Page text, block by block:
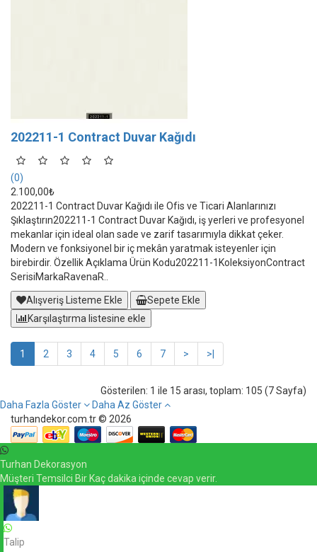
202211-1 Contract Duvar Kağıdı
(0)
2.100,00₺
202211-1 Contract Duvar Kağıdı ile Ofis ve Ticari Alanlarınızı
Şıklaştırın202211-1 Contract Duvar Kağıdı, iş yerleri ve profesyonel
mekanlar için ideal olan sade ve zarif tasarımıyla dikkat çeker.
Modern ve fonksiyonel bir iç mekân yaratmak isteyenler için
birebirdir. Özellik Açıklama Ürün Kodu202211-1KoleksiyonContract
SerisiMarkaRavenaR..
Alışveriş Listeme Ekle
Sepete Ekle
Karşılaştırma listesine ekle
1 2 3 4 5 6 7 > >|
Gösterilen: 1 ile 15 arası, toplam: 105 (7 Sayfa)
Daha Fazla Göster
Daha Az Göster
turhandekor.com.tr © 2026
Turhan Dekorasyon
Müşteri Temsilci Bir Kaç dakika içinde cevap verir.
Talip